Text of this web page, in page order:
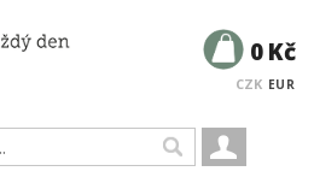
CZK EUR
0 Kč